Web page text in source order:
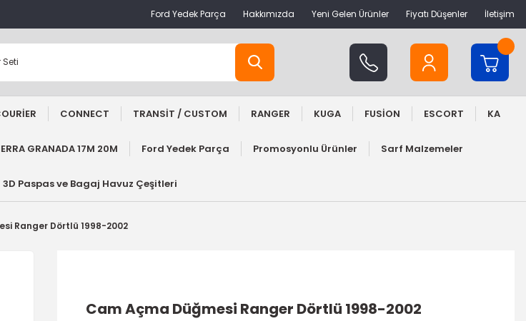
Ford Yedek Parça Hakkımızda Yeni Gelen Ürünler Fiyatı Düşenler İletişim
CONNECT TRANSİT / CUSTOM RANGER KUGA FUSİON ESCORT KA
GRANADA 17M 20M Ford Yedek Parça Promosyonlu Ürünler Sarf Malzemeler
3D Paspas ve Bagaj Havuz Çeşitleri
Ranger Dörtlü 1998-2002
Cam Açma Düğmesi Ranger Dörtlü 1998-2002